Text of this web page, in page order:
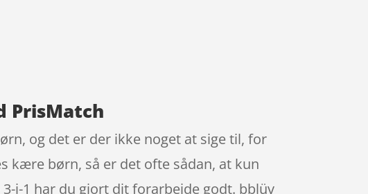
PrisMatch
og det er der ikke noget at sige til, for
kære børn, så er det ofte sådan, at kun
i-1 har du gjort dit forarbejde godt. bblüv